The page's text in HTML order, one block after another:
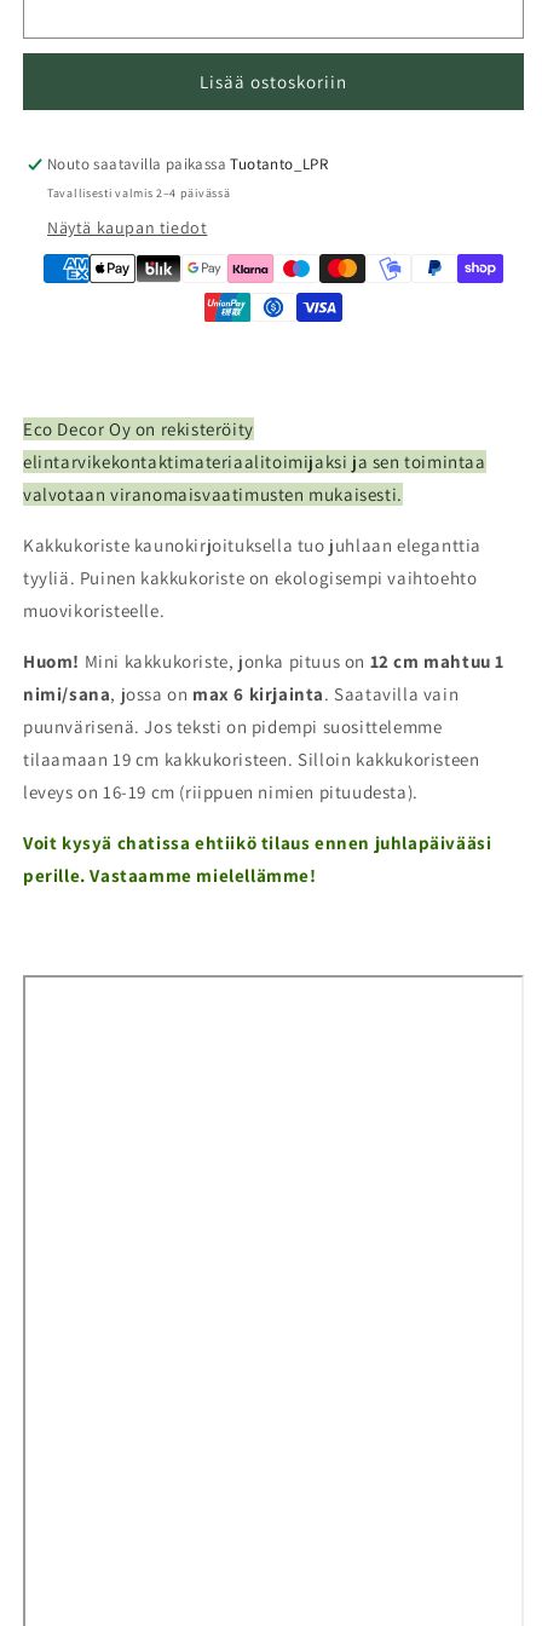
Lisää ostoskoriin
Nouto saatavilla paikassaTuotanto_LPR
Tavallisesti valmis 2–4 päivässä
Näytä kaupan tiedot
Eco Decor Oy on rekisteröity
elintarvikekontaktimateriaalitoimijaksi ja sen toimintaa
valvotaan viranomaisvaatimusten mukaisesti.
Kakkukoriste kaunokirjoituksella tuo juhlaan eleganttia
tyyliä. Puinen kakkukoriste on ekologisempi vaihtoehto
muovikoristeelle.
Huom! Mini kakkukoriste, jonka pituus on 12 cm mahtuu 1
nimi/sana, jossa on max 6 kirjainta. Saatavilla vain
puunvärisenä. Jos teksti on pidempi suosittelemme
tilaamaan 19 cm kakkukoristeen. Silloin kakkukoristeen
leveys on 16-19 cm (riippuen nimien pituudesta).
Voit kysyä chatissa ehtiikö tilaus ennen juhlapäivääsi
perille. Vastaamme mielellämme!